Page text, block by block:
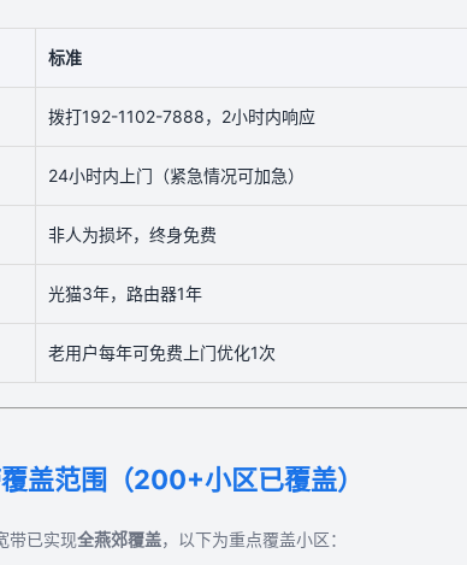
标准
拨打192-1102-7888，2小时内响应
24小时内上门（紧急情况可加急）
非人为损坏，终身免费
光猫3年，路由器1年
老用户每年可免费上门优化1次
盖范围（200+小区已覆盖）
带已实现全燕郊覆盖，以下为重点覆盖小区：